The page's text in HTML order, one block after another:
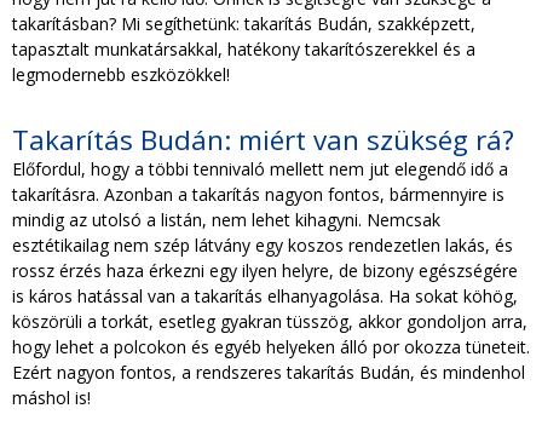
takarításban? Mi segíthetünk: takarítás Budán, szakképzett,
tapasztalt munkatársakkal, hatékony takarítószerekkel és a
legmodernebb eszközökkel!
Takarítás Budán: miért van szükség rá?
Előfordul, hogy a többi tennivaló mellett nem jut elegendő idő a
takarításra. Azonban a takarítás nagyon fontos, bármennyire is
mindig az utolsó a listán, nem lehet kihagyni. Nemcsak
esztétikailag nem szép látvány egy koszos rendezetlen lakás, és
rossz érzés haza érkezni egy ilyen helyre, de bizony egészségére
is káros hatással van a takarítás elhanyagolása. Ha sokat köhög,
köszörüli a torkát, esetleg gyakran tüsszög, akkor gondoljon arra,
hogy lehet a polcokon és egyéb helyeken álló por okozza tüneteit.
Ezért nagyon fontos, a rendszeres takarítás Budán, és mindenhol
máshol is!